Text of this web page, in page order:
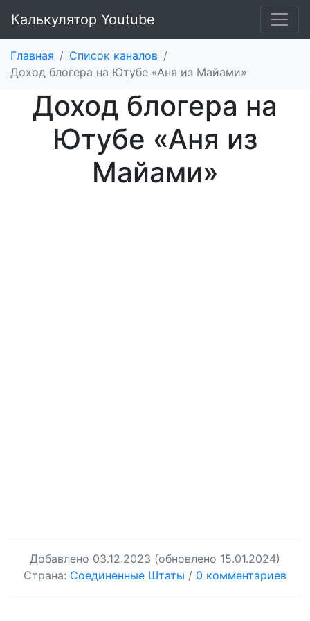
Калькулятор Youtube
Главная / Список каналов /
Доход блогера на Ютубе «Аня из Майами»
Доход блогера на
Ютубе «Аня из
Майами»
Добавлено 03.12.2023 (обновлено 15.01.2024)
Страна: Соединенные Штаты / 0 комментариев